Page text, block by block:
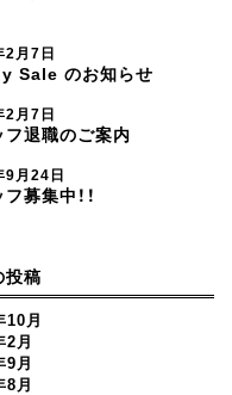
月7日
Sale のお知らせ
月7日
フ退職のご案内
月24日
募集中！！
投稿
10月
2月
9月
8月